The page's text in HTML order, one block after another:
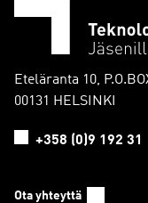
Eteläranta 10,
00131 HELSINKI
+358 (0)9 192 31
Ota yhteyttä